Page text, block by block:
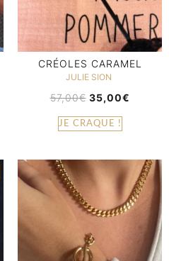
CRÉOLES CARAMEL
JULIE SION
57,00€ 35,00€
JE CRAQUE !